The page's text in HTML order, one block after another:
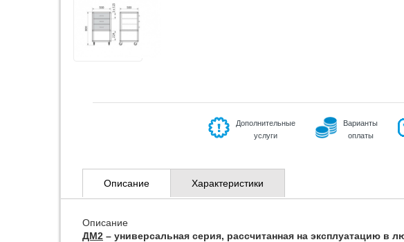
Дополнительные
услуги
Варианты
оплаты
Описание Характеристики
Описание
ДМ2 – универсальная серия, рассчитанная на эксплуатацию